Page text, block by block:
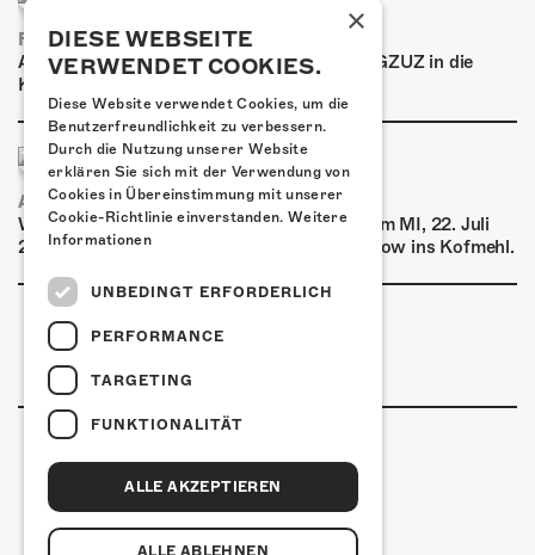
FRISCH BESTÄTIGT: GZUZ
Am Donnerstag, 29. Oktober 2026 kommt GZUZ in die
Kulturfabrik Kofmehl!
AIRBOURNE - SPECIAL SUMMER SHOW
Wow, das ist ein Ding! Airbourne kommen am MI, 22. Juli
2026 für eine exklusive Special Summer Show ins Kofmehl.
Kulturfabrik Kofmehl
Kofmehlweg 1
×
DIESE WEBSEITE
VERWENDET COOKIES.
Diese Website verwendet Cookies, um die
Benutzerfreundlichkeit zu verbessern.
Durch die Nutzung unserer Website
erklären Sie sich mit der Verwendung von
Cookies in Übereinstimmung mit unserer
Cookie-Richtlinie einverstanden. Weitere
Informationen
UNBEDINGT ERFORDERLICH
PERFORMANCE
TARGETING
FUNKTIONALITÄT
ALLE AKZEPTIEREN
ALLE ABLEHNEN